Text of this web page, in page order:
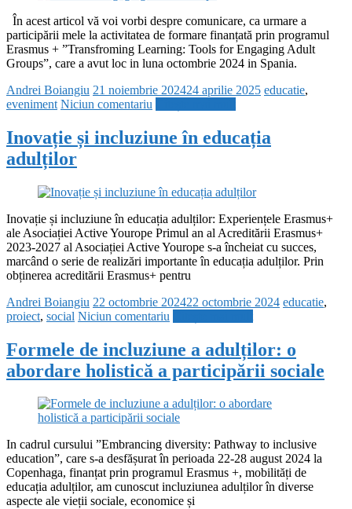
În acest articol vă voi vorbi despre comunicare, ca urmare a
participării mele la activitatea de formare finanțată prin programul
Erasmus + ”Transfroming Learning: Tools for Engaging Adult
Groups”, care a avut loc in luna octombrie 2024 in Spania.
Andrei Boiangiu 21 noiembrie 202424 aprilie 2025 educatie,
eveniment Niciun comentariu
Inovație și incluziune în educația
adulților
Inovație și incluziune în educația adulților: Experiențele Erasmus+
ale Asociației Active Yourope Primul an al Acreditării Erasmus+
2023-2027 al Asociației Active Yourope s-a încheiat cu succes,
marcând o serie de realizări importante în educația adulților. Prin
obținerea acreditării Erasmus+ pentru
Andrei Boiangiu 22 octombrie 202422 octombrie 2024 educatie,
proiect, social Niciun comentariu
Formele de incluziune a adulților: o
abordare holistică a participării sociale
In cadrul cursului ”Embrancing diversity: Pathway to inclusive
education”, care s-a desfășurat în perioada 22-28 august 2024 la
Copenhaga, finanțat prin programul Erasmus +, mobilități de
educația adulților, am cunoscut incluziunea adulților în diverse
aspecte ale vieții sociale, economice și